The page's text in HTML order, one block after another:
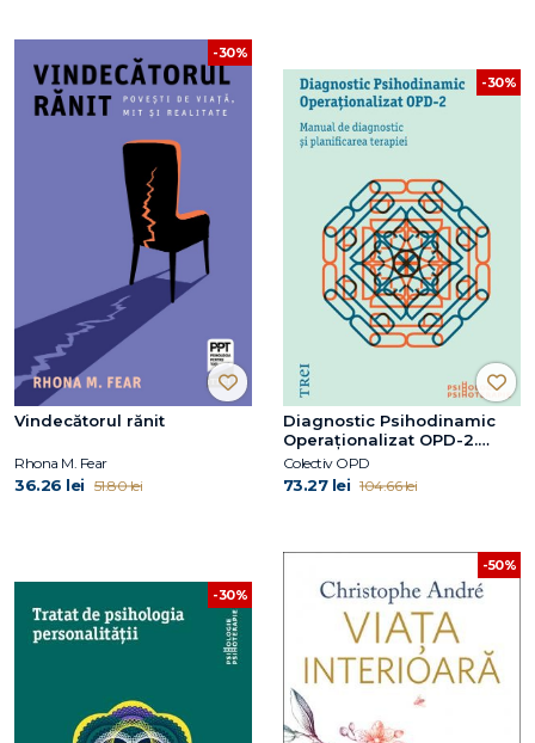
-30%
Vindecătorul rănit
Rhona M. Fear
36.26 lei 51.80 lei
-30%
Diagnostic Psihodinamic
Operaţionalizat OPD-2.
Manual de diagnostic şi
planificarea terapiei
Colectiv OPD
73.27 lei 104.66 lei
-30%
-50%